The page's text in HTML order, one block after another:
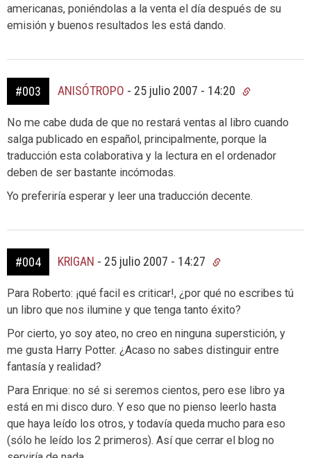
americanas, poniéndolas a la venta el día después de su
emisión y buenos resultados les está dando.
#003 ANISÓTROPO - 25 julio 2007 - 14:20
No me cabe duda de que no restará ventas al libro cuando
salga publicado en español, principalmente, porque la
traducción esta colaborativa y la lectura en el ordenador
deben de ser bastante incómodas.
Yo preferiría esperar y leer una traducción decente.
#004 KRIGAN - 25 julio 2007 - 14:27
Para Roberto: ¡qué facil es criticar!, ¿por qué no escribes tú
un libro que nos ilumine y que tenga tanto éxito?
Por cierto, yo soy ateo, no creo en ninguna superstición, y
me gusta Harry Potter. ¿Acaso no sabes distinguir entre
fantasía y realidad?
Para Enrique: no sé si seremos cientos, pero ese libro ya
está en mi disco duro. Y eso que no pienso leerlo hasta
que haya leído los otros, y todavía queda mucho para eso
(sólo he leído los 2 primeros). Así que cerrar el blog no